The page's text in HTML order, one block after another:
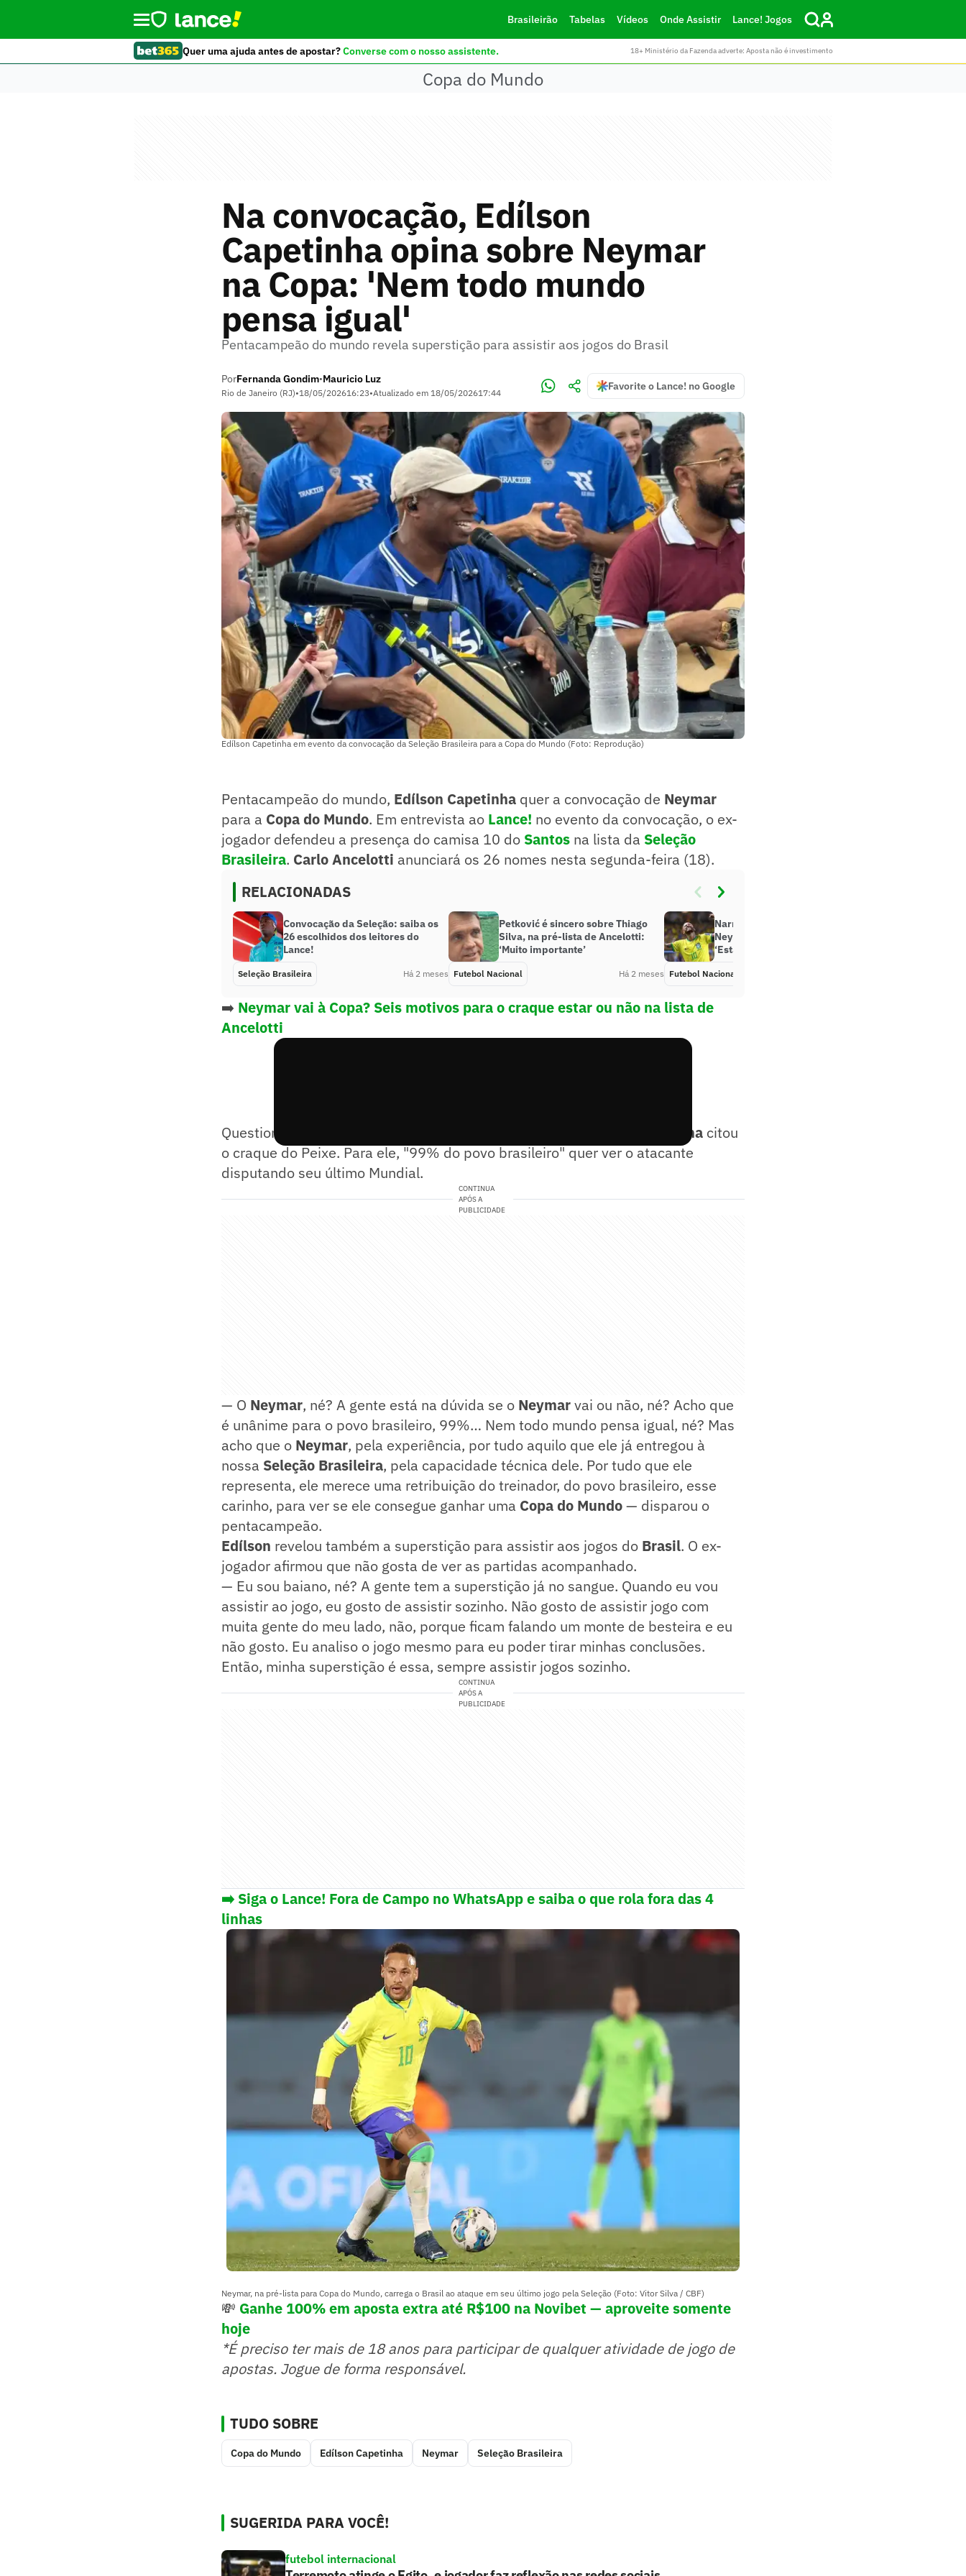
Brasileirão Tabelas Vídeos Onde Assistir Lance! Jogos
Quer uma ajuda antes de apostar?Converse com o nosso assistente. 18+ Ministério da Fazenda adverte: Aposta não é investimento
Copa do Mundo
Na convocação, Edílson
Capetinha opina sobre Neymar
na Copa: 'Nem todo mundo
pensa igual'
Pentacampeão do mundo revela superstição para assistir aos jogos do Brasil
PorFernanda Gondim•Mauricio Luz
Rio de Janeiro (RJ)•18/05/202616:23•Atualizado em 18/05/202617:44
Favorite o Lance! no Google
Edílson Capetinha em evento da convocação da Seleção Brasileira para a Copa do Mundo (Foto: Reprodução)
Pentacampeão do mundo, Edílson Capetinha quer a convocação de Neymar
para a Copa do Mundo. Em entrevista ao Lance! no evento da convocação, o ex-
jogador defendeu a presença do camisa 10 do Santos na lista da Seleção
Brasileira. Carlo Ancelotti anunciará os 26 nomes nesta segunda-feira (18).
RELACIONADAS
Convocação da Seleção: saiba os
26 escolhidos dos leitores do
Lance!
Seleção Brasileira Há 2 meses
Petković é sincero sobre Thiago
Silva, na pré-lista de Ancelotti:
‘Muito importante’
Futebol Nacional Há 2 meses
Narrador analisa situação de
Neymar em possível convocação:
‘Está em bom patamar’
Futebol Nacional
➡️ Neymar vai à Copa? Seis motivos para o craque estar ou não na lista de
Ancelotti
Questionado sobre quem mais espera ver entre os convocados, Capetinha citou
o craque do Peixe. Para ele, "99% do povo brasileiro" quer ver o atacante
disputando seu último Mundial.
CONTINUA
APÓS A
PUBLICIDADE
— O Neymar, né? A gente está na dúvida se o Neymarvai ou não, né? Acho que
é unânime para o povo brasileiro, 99%… Nem todo mundo pensa igual, né? Mas
acho que o Neymar, pela experiência, por tudo aquilo que ele já entregou à
nossa Seleção Brasileira, pela capacidade técnica dele. Por tudo que ele
representa, ele merece uma retribuição do treinador, do povo brasileiro, esse
carinho, para ver se ele consegue ganhar uma Copa do Mundo— disparou o
pentacampeão.
Edílson revelou também a superstição para assistir aos jogos do Brasil. O ex-
jogador afirmou que não gosta de ver as partidas acompanhado.
— Eu sou baiano, né? A gente tem a superstição já no sangue. Quando eu vou
assistir ao jogo, eu gosto de assistir sozinho. Não gosto de assistir jogo com
muita gente do meu lado, não, porque ficam falando um monte de besteira e eu
não gosto. Eu analiso o jogo mesmo para eu poder tirar minhas conclusões.
Então, minha superstição é essa, sempre assistir jogos sozinho.
CONTINUA
APÓS A
PUBLICIDADE
➡️ Siga o Lance! Fora de Campo no WhatsApp e saiba o que rola fora das 4
linhas
Neymar, na pré-lista para Copa do Mundo, carrega o Brasil ao ataque em seu último jogo pela Seleção (Foto: Vitor Silva / CBF)
💸 Ganhe 100% em aposta extra até R$100 na Novibet — aproveite somente
hoje
*É preciso ter mais de 18 anos para participar de qualquer atividade de jogo de
apostas. Jogue de forma responsável.
TUDO SOBRE
Copa do Mundo Edílson Capetinha Neymar Seleção Brasileira
SUGERIDA PARA VOCÊ!
futebol internacional